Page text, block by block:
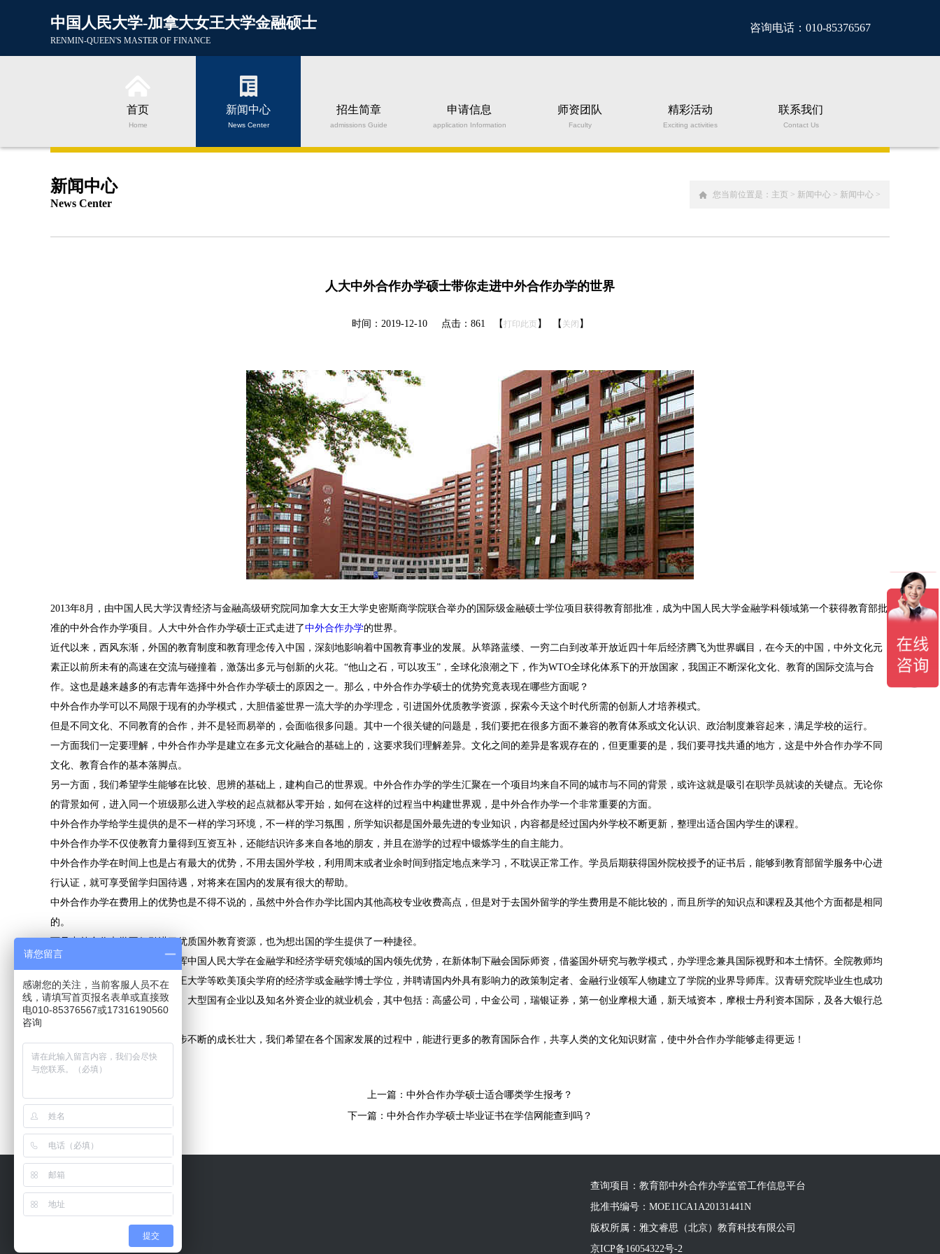
咨询电话：010-85376567
中国人民大学-加拿大女王大学金融硕士
RENMIN-QUEEN'S MASTER OF FINANCE
首页
Home
新闻中心
News Center
招生简章
admissions Guide
申请信息
application Information
师资团队
Faculty
精彩活动
Exciting activities
联系我们
Contact Us
新闻中心
News Center
您当前位置是： 主页 > 新闻中心 > 新闻中心 >
人大中外合作办学硕士带你走进中外合作办学的世界
时间：2019-12-10 点击： 861 【打印此页 】 【 关闭 】
2013年8月，由中国人民大学汉青经济与金融高级研究院同加拿大女王大学史密斯商学院联合举办的国际级金融硕士学位项目获得教育部批准，成为中国人民大学金融学科领域第一个获得教育部批
准的中外合作办学项目。人大中外合作办学硕士正式走进了中外合作办学的世界。
近代以来，西风东渐，外国的教育制度和教育理念传入中国，深刻地影响着中国教育事业的发展。从筚路蓝缕、一穷二白到改革开放近四十年后经济腾飞为世界瞩目，在今天的中国，中外文化元
素正以前所未有的高速在交流与碰撞着，激荡出多元与创新的火花。“他山之石，可以攻玉”，全球化浪潮之下，作为WTO全球化体系下的开放国家，我国正不断深化文化、教育的国际交流与合
作。这也是越来越多的有志青年选择中外合作办学硕士的原因之一。那么，中外合作办学硕士的优势究竟表现在哪些方面呢？
中外合作办学可以不局限于现有的办学模式，大胆借鉴世界一流大学的办学理念，引进国外优质教学资源，探索今天这个时代所需的创新人才培养模式。
但是不同文化、不同教育的合作，并不是轻而易举的，会面临很多问题。其中一个很关键的问题是，我们要把在很多方面不兼容的教育体系或文化认识、政治制度兼容起来，满足学校的运行。
一方面我们一定要理解，中外合作办学是建立在多元文化融合的基础上的，这要求我们理解差异。文化之间的差异是客观存在的，但更重要的是，我们要寻找共通的地方，这是中外合作办学不同
文化、教育合作的基本落脚点。
另一方面，我们希望学生能够在比较、思辨的基础上，建构自己的世界观。中外合作办学的学生汇聚在一个项目均来自不同的城市与不同的背景，或许这就是吸引在职学员就读的关键点。无论你
的背景如何，进入同一个班级那么进入学校的起点就都从零开始，如何在这样的过程当中构建世界观，是中外合作办学一个非常重要的方面。
中外合作办学给学生提供的是不一样的学习环境，不一样的学习氛围，所学知识都是国外最先进的专业知识，内容都是经过国内外学校不断更新，整理出适合国内学生的课程。
中外合作办学不仅使教育力量得到互资互补，还能结识许多来自各地的朋友，并且在游学的过程中锻炼学生的自主能力。
中外合作办学在时间上也是占有最大的优势，不用去国外学校，利用周末或者业余时间到指定地点来学习，不耽误正常工作。学员后期获得国外院校授予的证书后，能够到教育部留学服务中心进
行认证，就可享受留学归国待遇，对将来在国内的发展有很大的帮助。
中外合作办学在费用上的优势也是不得不说的，虽然中外合作办学比国内其他高校专业收费高点，但是对于去国外留学的学生费用是不能比较的，而且所学的知识点和课程及其他个方面都是相同
的。
可见中外合作办学不仅引进了优质国外教育资源，也为想出国的学生提供了一种捷径。
汉青经济与金融高级研究院发挥中国人民大学在金融学和经济学研究领域的国内领先优势，在新体制下融会国际师资，借鉴国外研究与教学模式，办学理念兼具国际视野和本土情怀。全院教师均
拥有哈佛、斯坦福、剑桥和女王大学等欧美顶尖学府的经济学或金融学博士学位，并聘请国内外具有影响力的政策制定者、金融行业领军人物建立了学院的业界导师库。汉青研究院毕业生也成功
获得顶级金融机构、政府机关、大型国有企业以及知名外资企业的就业机会，其中包括：高盛公司，中金公司，瑞银证券，第一创业摩根大通，新天域资本，摩根士丹利资本国际，及各大银行总
在一步步不断的成长壮大，我们希望在各个国家发展的过程中，能进行更多的教育国际合作，共享人类的文化知识财富，使中外合作办学能够走得更远！
上一篇： 中外合作办学硕士适合哪类学生报考？
下一篇： 中外合作办学硕士毕业证书在学信网能查到吗？
查询项目：教育部中外合作办学监管工作信息平台
批准书编号：MOE11CA1A20131441N
版权所属：雅文睿思（北京）教育科技有限公司
京ICP备16054322号-2
请您留言
感谢您的关注，当前客服人员不在
线，请填写首页报名表单或直接致
电010-85376567或17316190560
咨询
提交